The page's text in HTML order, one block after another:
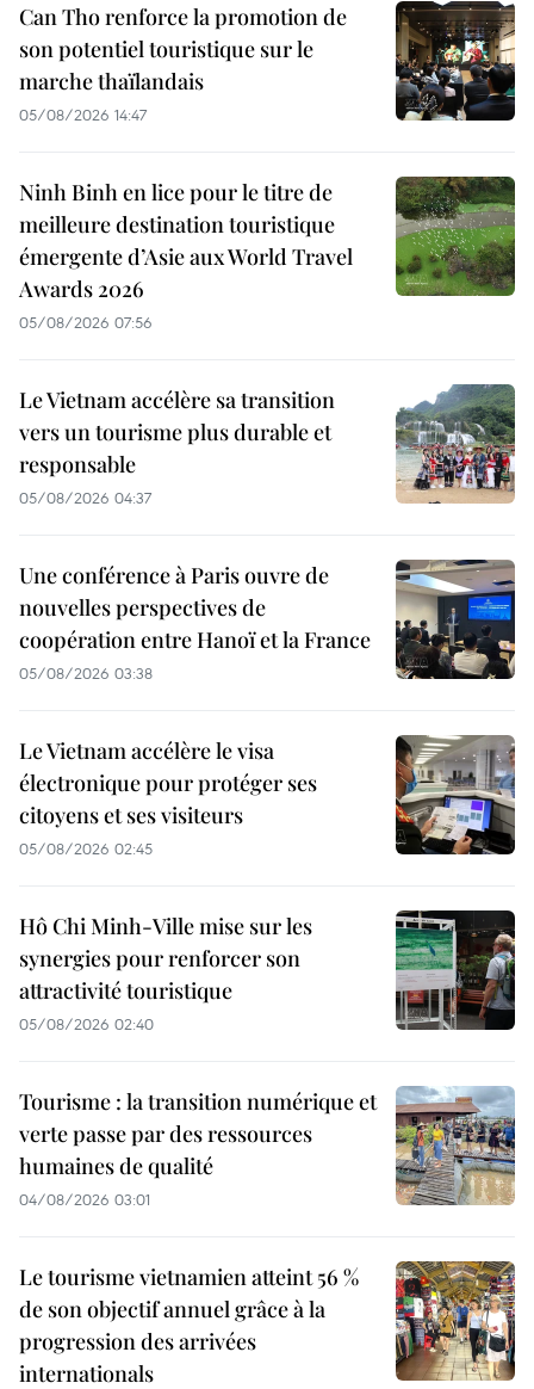
Can Tho renforce la promotion de
son potentiel touristique sur le
marche thaïlandais
05/08/2026 14:47
Ninh Binh en lice pour le titre de
meilleure destination touristique
émergente d’Asie aux World Travel
Awards 2026
05/08/2026 07:56
Le Vietnam accélère sa transition
vers un tourisme plus durable et
responsable
05/08/2026 04:37
Une conférence à Paris ouvre de
nouvelles perspectives de
coopération entre Hanoï et la France
05/08/2026 03:38
Le Vietnam accélère le visa
électronique pour protéger ses
citoyens et ses visiteurs
05/08/2026 02:45
Hô Chi Minh-Ville mise sur les
synergies pour renforcer son
attractivité touristique
05/08/2026 02:40
Tourisme : la transition numérique et
verte passe par des ressources
humaines de qualité
04/08/2026 03:01
Le tourisme vietnamien atteint 56 %
de son objectif annuel grâce à la
progression des arrivées
internationals